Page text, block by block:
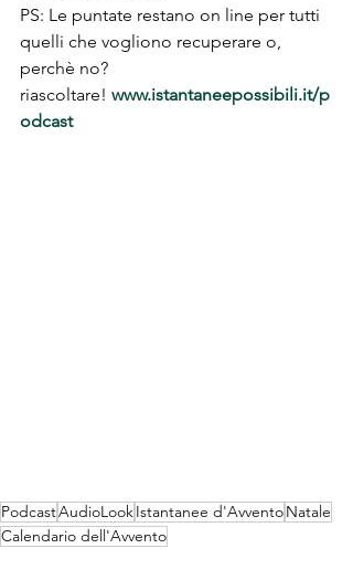
PS: Le puntate restano on line per tutti
quelli che vogliono recuperare o,
perchè no?
riascoltare! www.istantaneepossibili.it/p
odcast
PodcastAudioLookIstantanee d'AvventoNatale
Calendario dell'Avvento